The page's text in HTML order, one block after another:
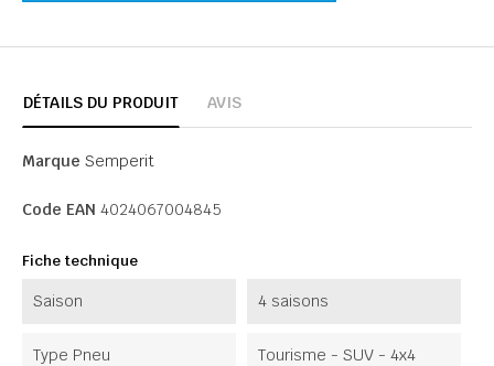
DÉTAILS DU PRODUIT AVIS
Marque Semperit
Code EAN 4024067004845
Fiche technique
Saison 4 saisons
Type Pneu Tourisme - SUV - 4x4